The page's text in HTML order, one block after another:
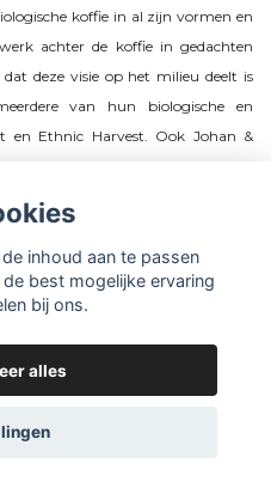
koffie in al zijn vormen en
achter de koffie in gedachten
deze visie op het milieu deelt is
van hun biologische en
en Ethnic Harvest. Ook Johan &
inhoud aan te passen
best mogelijke ervaring
bij ons.
alles